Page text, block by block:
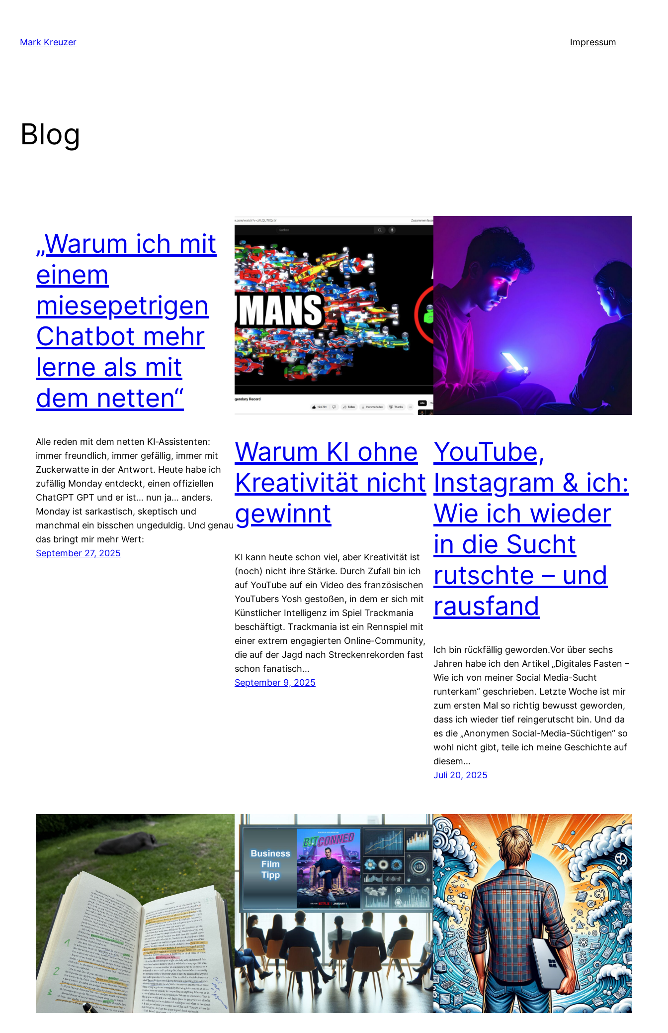
springen
Mark Kreuzer Impressum
Blog
„Warum ich mit
einem
miesepetrigen
Chatbot mehr
lerne als mit
dem netten“
Alle reden mit dem netten KI‑Assistenten:
immer freundlich, immer gefällig, immer mit
Zuckerwatte in der Antwort. Heute habe ich
zufällig Monday entdeckt, einen offiziellen
ChatGPT GPT und er ist… nun ja… anders.
Monday ist sarkastisch, skeptisch und
manchmal ein bisschen ungeduldig. Und genau
das bringt mir mehr Wert:
September 27, 2025
Warum KI ohne
Kreativität nicht
gewinnt
KI kann heute schon viel, aber Kreativität ist
(noch) nicht ihre Stärke. Durch Zufall bin ich
auf YouTube auf ein Video des französischen
YouTubers Yosh gestoßen, in dem er sich mit
Künstlicher Intelligenz im Spiel Trackmania
beschäftigt. Trackmania ist ein Rennspiel mit
einer extrem engagierten Online-Community,
die auf der Jagd nach Streckenrekorden fast
schon fanatisch…
September 9, 2025
YouTube,
Instagram & ich:
Wie ich wieder
in die Sucht
rutschte – und
rausfand
Ich bin rückfällig geworden.Vor über sechs
Jahren habe ich den Artikel „Digitales Fasten –
Wie ich von meiner Social Media-Sucht
runterkam“ geschrieben. Letzte Woche ist mir
zum ersten Mal so richtig bewusst geworden,
dass ich wieder tief reingerutscht bin. Und da
es die „Anonymen Social-Media-Süchtigen“ so
wohl nicht gibt, teile ich meine Geschichte auf
diesem…
Juli 20, 2025